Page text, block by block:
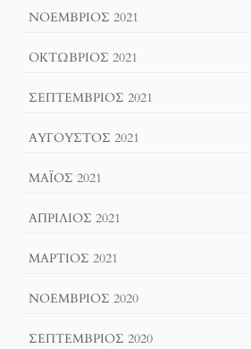
ΝΟΈΜΒΡΙΟΣ 2021
ΟΚΤΏΒΡΙΟΣ 2021
ΣΕΠΤΈΜΒΡΙΟΣ 2021
ΑΎΓΟΥΣΤΟΣ 2021
ΜΆΙΟΣ 2021
ΑΠΡΊΛΙΟΣ 2021
ΜΆΡΤΙΟΣ 2021
ΝΟΈΜΒΡΙΟΣ 2020
ΣΕΠΤΈΜΒΡΙΟΣ 2020